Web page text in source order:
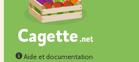
Aide et documentation